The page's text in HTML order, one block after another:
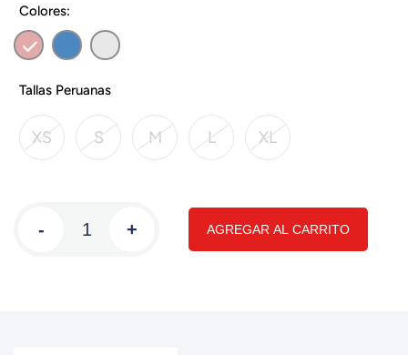
Colores:
Tallas Peruanas
XS S M L XL
- + AGREGAR AL CARRITO